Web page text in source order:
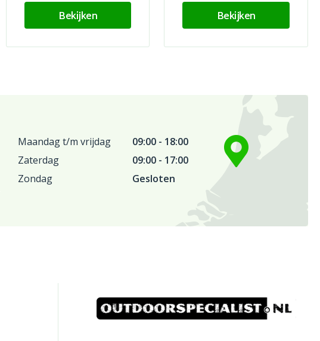
Bekijken Bekijken
Maandag t/m vrijdag
09:00 - 18:00
Zaterdag
09:00 - 17:00
Zondag
Gesloten